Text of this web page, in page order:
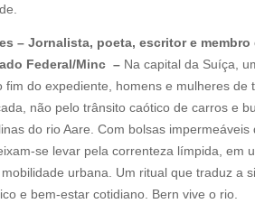
– Jornalista, poeta, escritor e membro
Federal/Minc – Na capital da Suíça,
fim do expediente, homens e mulheres
não pelo trânsito caótico de carros e
do rio Aare. Com bolsas
se levar pela correnteza límpida, em
urbana. Um ritual que traduz a
e bem-estar cotidiano. Bern vive o rio.